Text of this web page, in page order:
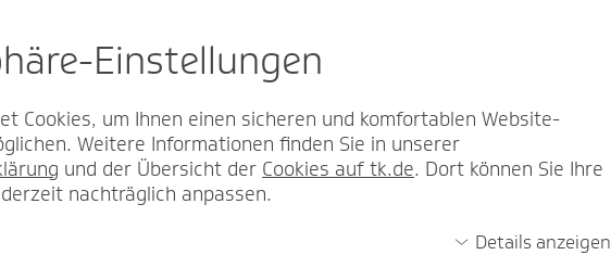
Einstel­lungen
Cookies, um Ihnen einen sicheren und komfortablen Website-
Weitere Informationen finden Sie in unserer
und der Übersicht der Cookies auf tk.de. Dort können Sie Ihre
nachträglich anpassen.
Details anzeigen